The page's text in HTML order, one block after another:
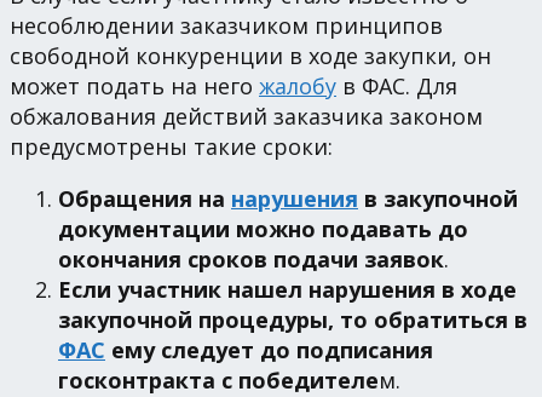
несоблюдении заказчиком принципов
свободной конкуренции в ходе закупки, он
может подать на него жалобу в ФАС. Для
обжалования действий заказчика законом
предусмотрены такие сроки:
Обращения на нарушения в закупочной
документации можно подавать до
окончания сроков подачи заявок.
Если участник нашел нарушения в ходе
закупочной процедуры, то обратиться в
ФАС ему следует до подписания
госконтракта с победителем.